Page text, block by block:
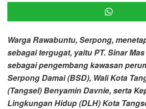
Warga Rawabuntu, Serpong,
sebagai tergugat, yaitu PT. Sinar
sebagai pengembang kawasan
Serpong Damai (BSD), Wali Kota
(Tangsel) Benyamin Davnie, serta
Lingkungan Hidup (DLH) Kota